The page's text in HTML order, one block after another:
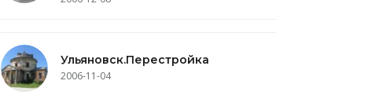
Ульяновск.Перестройка
2006-11-04